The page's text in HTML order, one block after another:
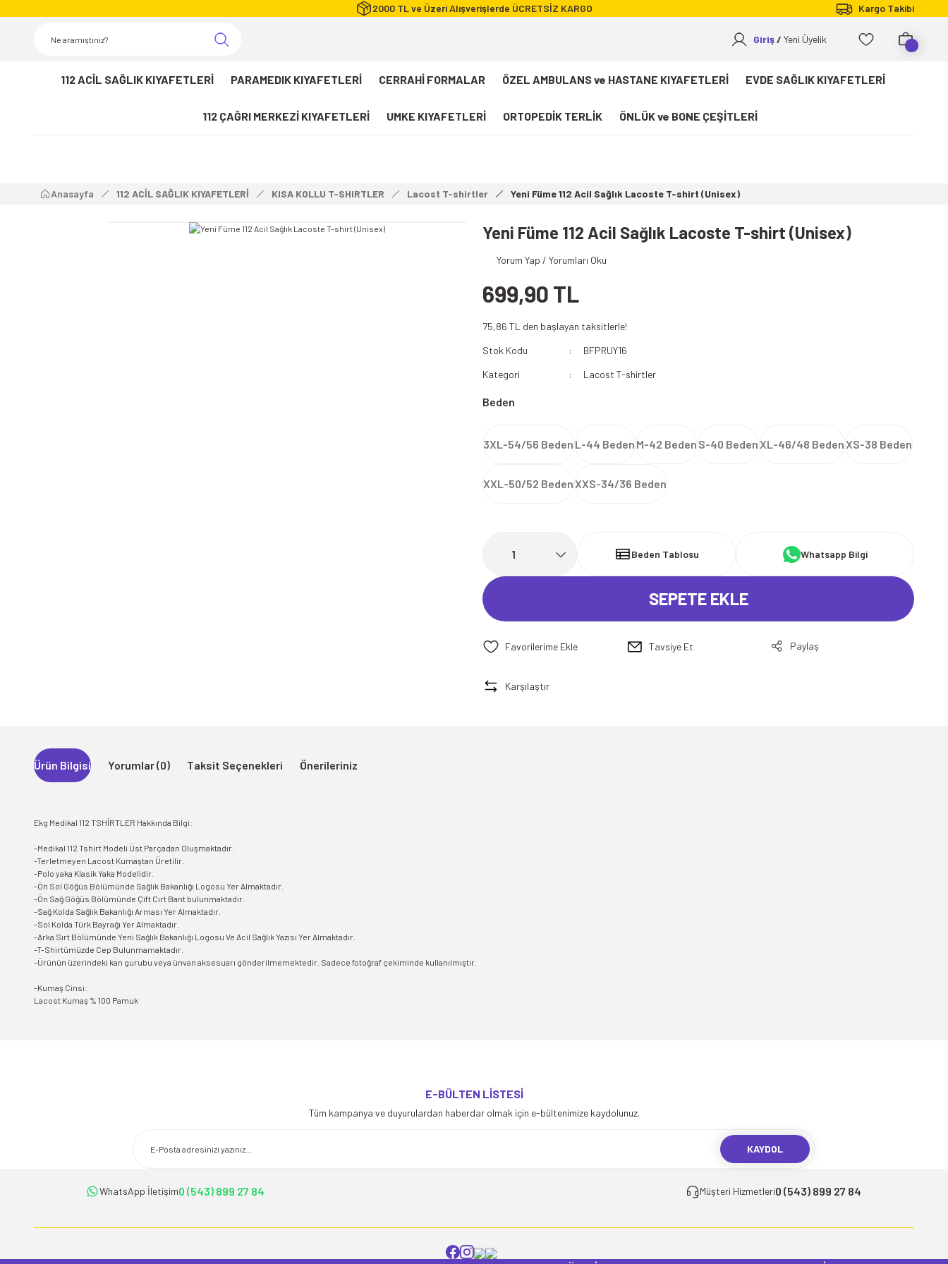
2000 TL ve Üzeri Alışverişlerde ÜCRETSİZ KARGO Kargo Takibi
Giriş Yeni Üyelik
112 ACİL SAĞLIK KIYAFETLERİ PARAMEDIK KIYAFETLERİ CERRAHİ FORMALAR ÖZEL AMBULANS ve HASTANE KIYAFETLERİ EVDE SAĞLIK KIYAFETLERİ
112 ÇAĞRI MERKEZİ KIYAFETLERİ UMKE KIYAFETLERİ ORTOPEDİK TERLİK ÖNLÜK ve BONE ÇEŞİTLERİ
Paramedik T-shirt
112 Paramedik Yelek
112 Acil Sağlık Polar
Paramedik Swit
Anasayfa 112 ACİL SAĞLIK KIYAFETLERİ KISA KOLLU T-SHIRTLER Lacost T-shirtler Yeni Füme 112 Acil Sağlık Lacoste T-shirt (Unisex)
Yeni Füme 112 Acil Sağlık Lacoste T-shirt (Unisex)
Yorum Yap / Yorumları Oku
699,90 TL
75,86 TL den başlayan taksitlerle!
Stok Kodu
BFPRUY16
Kategori
Lacost T-shirtler
Beden
3XL-54/56 Beden L-44 Beden M-42 Beden S-40 BedenXL-46/48 BedenXS-38 Beden
XXL-50/52 BedenXXS-34/36 Beden
Beden Tablosu Whatsapp Bilgi
SEPETE EKLE
Tavsiye Et Paylaş
Karşılaştır
Ürün Bilgisi Yorumlar (0) Taksit Seçenekleri Önerileriniz
Ekg Medikal 112 TSHİRTLER Hakkında Bilgi:
-Medikal 112 Tshirt Modeli Üst Parçadan Oluşmaktadır.
-Terletmeyen Lacost Kumaştan Üretilir.
-Polo yaka Klasik Yaka Modelidir.
-Ön Sol Göğüs Bölümünde Sağlık Bakanlığı Logosu Yer Almaktadır.
-Ön Sağ Göğüs Bölümünde Çift Cırt Bant bulunmaktadır.
-Sağ Kolda Sağlık Bakanlığı Arması Yer Almaktadır.
-Sol Kolda Türk Bayrağı Yer Almaktadır.
-Arka Sırt Bölümünde Yeni Sağlık Bakanlığı Logosu Ve Acil Sağlık Yazısı Yer Almaktadır.
-T-Shirtümüzde Cep Bulunmamaktadır.
-Ürünün üzerindeki kan gurubu veya ünvan aksesuarı gönderilmemektedir. Sadece fotoğraf çekiminde kullanılmıştır.
-Kumaş Cinsi:
Lacost Kumaş % 100 Pamuk
Ürün açıklamasında eksik bilgiler bulunuyor.
Ürün fiyatı diğer sitelerden daha pahalı.
E-BÜLTEN LİSTESİ
Tüm kampanya ve duyurulardan haberdar olmak için e-bültenimize kaydolunuz.
KAYDOL
WhatsApp İletişim0 (543) 899 27 84 Müşteri Hizmetleri0 (543) 899 27 84